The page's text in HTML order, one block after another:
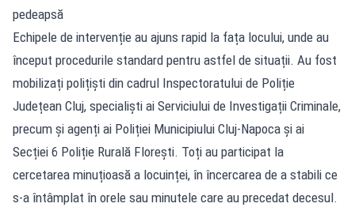
pedeapsă
Echipele de intervenție au ajuns rapid la fața locului, unde au
început procedurile standard pentru astfel de situații. Au fost
mobilizați polițiști din cadrul Inspectoratului de Poliție
Județean Cluj, specialiști ai Serviciului de Investigații Criminale,
precum și agenți ai Poliției Municipiului Cluj-Napoca și ai
Secției 6 Poliție Rurală Florești. Toți au participat la
cercetarea minuțioasă a locuinței, în încercarea de a stabili ce
s-a întâmplat în orele sau minutele care au precedat decesul.